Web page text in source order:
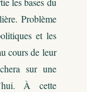
Problème
et les
cours de leur
sur une
À cette